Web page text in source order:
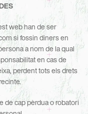
web han de ser
si fossin diners en
a nom de la qual
en cas de
perdent tots els drets
de cap pèrdua o robatori